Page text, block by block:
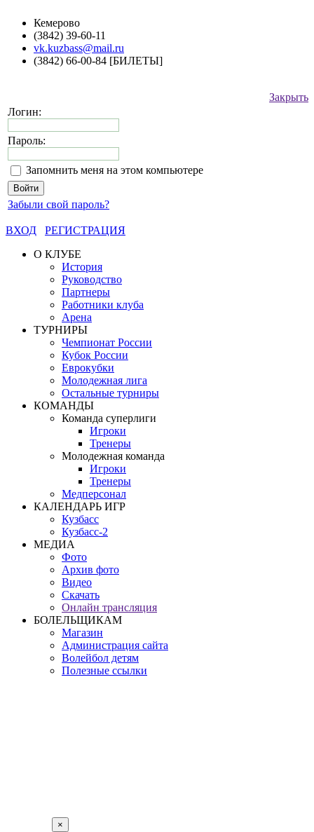
Кемерово
(3842) 39-60-11
vk.kuzbass@mail.ru
(3842) 66-00-84 [БИЛЕТЫ]
Закрыть
Логин:
Пароль:
Запомнить меня на этом компьютере
Забыли свой пароль?
ВХОД
РЕГИСТРАЦИЯ
О КЛУБЕ
История
Руководство
Партнеры
Работники клуба
Арена
ТУРНИРЫ
Чемпионат России
Кубок России
Еврокубки
Молодежная лига
Остальные турниры
КОМАНДЫ
Команда суперлиги
Игроки
Тренеры
Молодежная команда
Игроки
Тренеры
Медперсонал
КАЛЕНДАРЬ ИГР
Кузбасс
Кузбасс-2
МЕДИА
Фото
Архив фото
Видео
Скачать
Онлайн трансляция
БОЛЕЛЬЩИКАМ
Магазин
Администрация сайта
Волейбол детям
Полезные ссылки
×